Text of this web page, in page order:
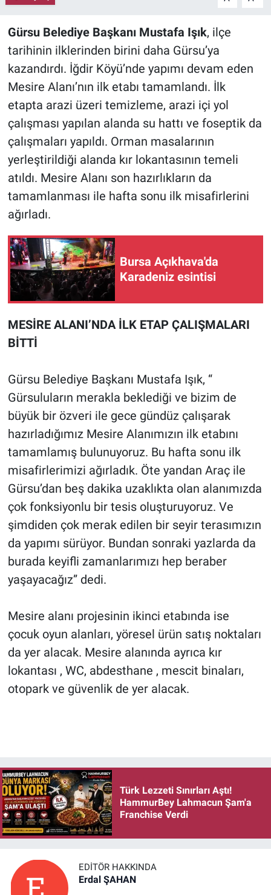
Gürsu Belediye Başkanı Mustafa Işık, ilçe
tarihinin ilklerinden birini daha Gürsu’ya
kazandırdı. İğdir Köyü’nde yapımı devam eden
Mesire Alanı’nın ilk etabı tamamlandı. İlk
etapta arazi üzeri temizleme, arazi içi yol
çalışması yapılan alanda su hattı ve foseptik da
çalışmaları yapıldı. Orman masalarının
yerleştirildiği alanda kır lokantasının temeli
atıldı. Mesire Alanı son hazırlıkların da
tamamlanması ile hafta sonu ilk misafirlerini
ağırladı.
Bursa Açıkhava'da
Karadeniz esintisi
MESİRE ALANI’NDA İLK ETAP ÇALIŞMALARI
BİTTİ
Gürsu Belediye Başkanı Mustafa Işık, “
Gürsuluların merakla beklediği ve bizim de
büyük bir özveri ile gece gündüz çalışarak
hazırladığımız Mesire Alanımızın ilk etabını
tamamlamış bulunuyoruz. Bu hafta sonu ilk
misafirlerimizi ağırladık. Öte yandan Araç ile
Gürsu’dan beş dakika uzaklıkta olan alanımızda
çok fonksiyonlu bir tesis oluşturuyoruz. Ve
şimdiden çok merak edilen bir seyir terasımızın
da yapımı sürüyor. Bundan sonraki yazlarda da
burada keyifli zamanlarımızı hep beraber
yaşayacağız” dedi.
Mesire alanı projesinin ikinci etabında ise
çocuk oyun alanları, yöresel ürün satış noktaları
da yer alacak. Mesire alanında ayrıca kır
lokantası , WC, abdesthane , mescit binaları,
otopark ve güvenlik de yer alacak.
Türk Lezzeti Sınırları Aştı!
HammurBey Lahmacun Şam'a
Franchise Verdi
EDITÖR HAKKINDA
Erdal ŞAHAN